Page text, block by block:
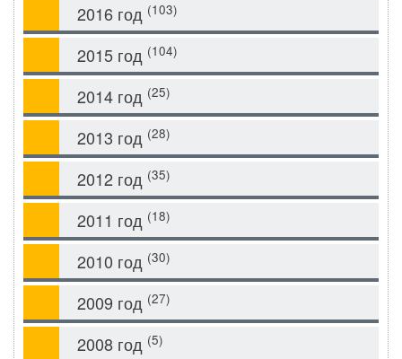
2016 год (103)
2015 год (104)
2014 год (25)
2013 год (28)
2012 год (35)
2011 год (18)
2010 год (30)
2009 год (27)
2008 год (5)